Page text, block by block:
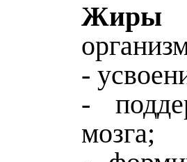
Жиры
-
-
мозга;